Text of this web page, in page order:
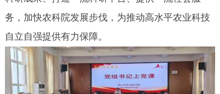
务，加快农科院发展步伐，为推动高水平农业科技
自立自强提供有力保障。